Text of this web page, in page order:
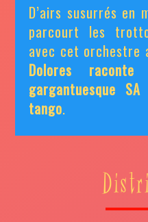
D’airs susurrés en
parcourt les
avec cet orchestre
Dolores
gargantuesque
tango.